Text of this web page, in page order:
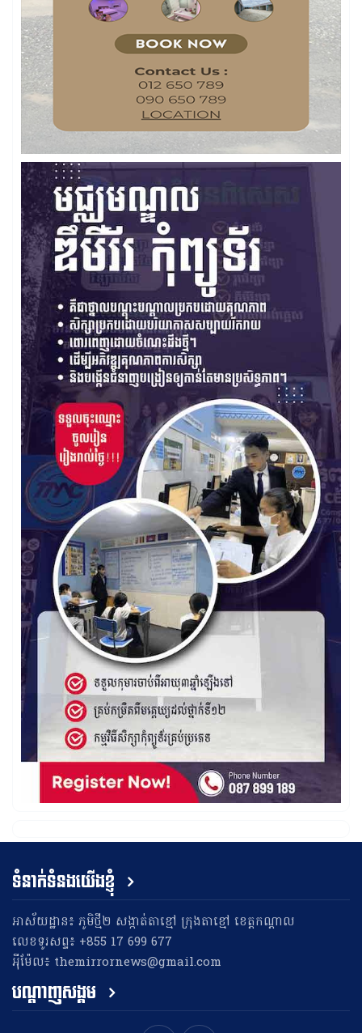
ទំនាក់ទំនងយើងខ្ញុំ
អាស័យដ្ឋាន៖ ភូមិថ្មី២ សង្កាត់តាខ្មៅ ក្រុងតាខ្មៅ ខេត្តកណ្តាល
លេខទូរសព្ទ៖ +855 17 699 677
អុីម៉ែល៖ themirrornews@gmail.com
បណ្តាញសង្គម